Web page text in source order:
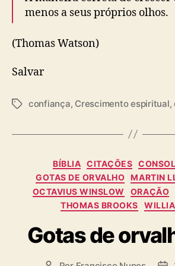
menos a seus próprios olhos.
(Thomas Watson)
Salvar
T
confiança, Crescimento espiritual,
C
a
t
e
g
r
BÍBLIA CITAÇÕES
GOTAS DE ORVALHO
MARTIN
OCTAVIUS WINSLOW
ORAÇÃO
THOMAS BROOKS
Gotas de